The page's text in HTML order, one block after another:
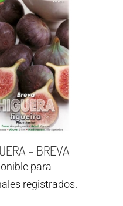
– BREVA
para
registrados.